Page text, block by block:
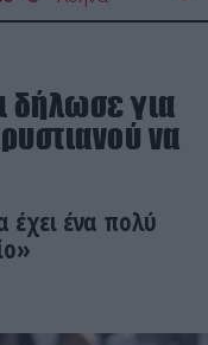
δήλωσε για
να
έχει ένα πολύ